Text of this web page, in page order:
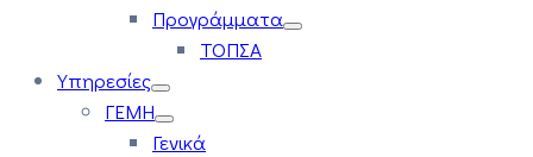
Προγράμματα
ΤΟΠΣΑ
Υπηρεσίες
ΓΕΜΗ
Γενικά